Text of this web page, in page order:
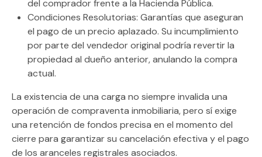
del comprador frente a la Hacienda Pública.
Condiciones Resolutorias: Garantías que aseguran
el pago de un precio aplazado. Su incumplimiento
por parte del vendedor original podría revertir la
propiedad al dueño anterior, anulando la compra
actual.
La existencia de una carga no siempre invalida una
operación de compraventa inmobiliaria, pero sí exige
una retención de fondos precisa en el momento del
cierre para garantizar su cancelación efectiva y el pago
de los aranceles registrales asociados.